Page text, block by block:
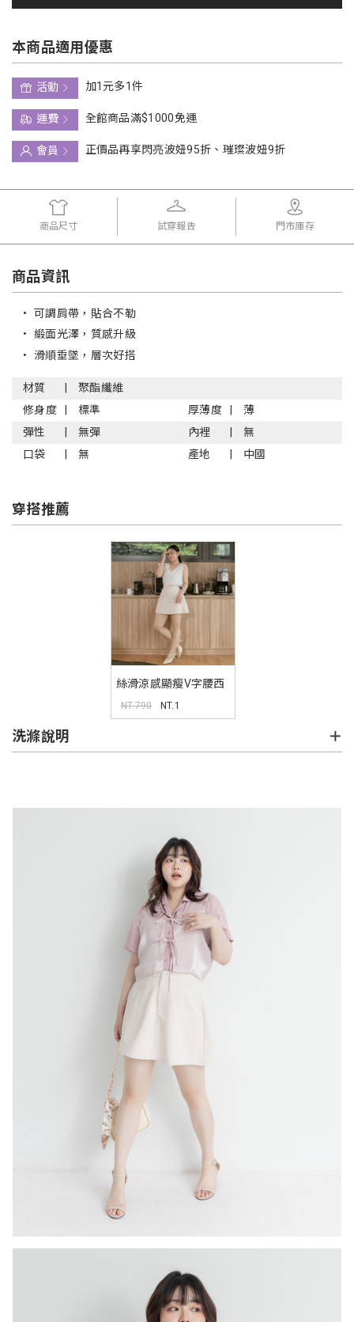
本商品適用優惠
活動
加1元多1件
運費
全館商品滿$1000免運
會員
正價品再享閃亮波妞95折、璀璨波妞9折
商品尺寸 試穿報告 門市庫存
商品資訊
• 可調肩帶，貼合不勒
• 緞面光澤，質感升級
• 滑順垂墜，層次好搭
材質
聚酯纖維
修身度
標準 厚薄度
薄
彈性
無彈 內裡
無
口袋
無 產地 中國
穿搭推薦
絲滑涼感顯瘦V字腰西
裝短裙 MISS
NT.790 NT.1
洗滌說明